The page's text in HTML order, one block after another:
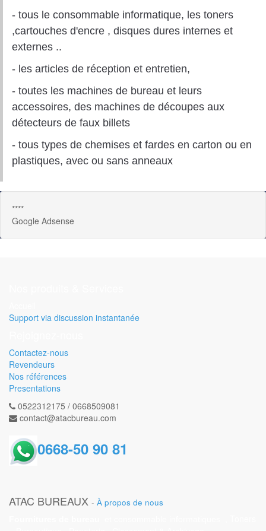
- tous le consommable informatique, les toners
,cartouches d'encre , disques dures internes et
externes ..
- les articles de réception et entretien,
- toutes les machines de bureau et leurs
accessoires, des machines de découpes aux
détecteurs de faux billets
- tous types de chemises et fardes en carton ou en
plastiques, avec ou sans anneaux
****
Google Adsense
Support via discussion instantanée
Contactez-nous
Revendeurs
Nos références
Presentations
0522312175 / 0668509081
contact@atacbureau.com
0668-50 90 81
ATAC BUREAUX - À propos de nous